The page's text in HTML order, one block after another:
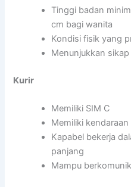
Tinggi badan
cm bagi wanita
Kondisi fisik yang
Menunjukkan
Kurir
Memiliki SIM C
Memiliki
Kapabel bekerja
panjang
Mampu